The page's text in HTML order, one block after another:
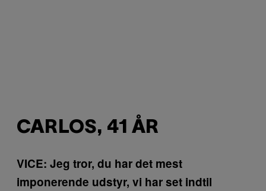
CARLOS, 41 ÅR
VICE: Jeg tror, du har det mest
imponerende udstyr, vi har set indtil